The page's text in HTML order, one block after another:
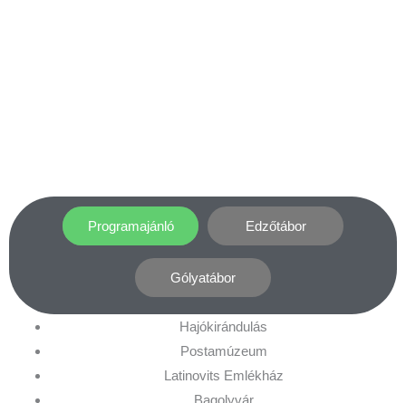
Programajánló Edzőtábor
Gólyatábor
Hajókirándulás
Postamúzeum
Latinovits Emlékház
Bagolyvár